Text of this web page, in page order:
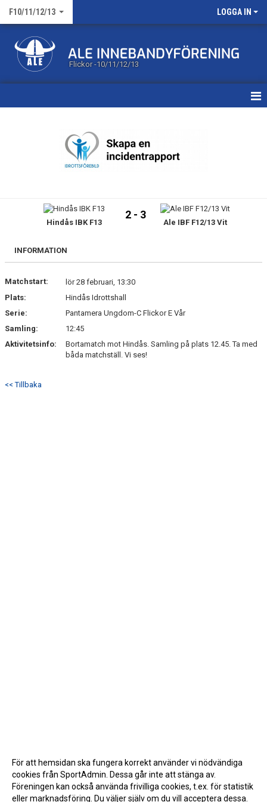
F10/11/12/13 LOGGA IN
Flickor -10/11/12/13
BILDGALLERI
DOKUMENT
Hindås IBK F13
2 - 3
Ale IBF F12/13 Vit
INFORMATION
Matchstart:
lör 28 februari, 13:30
Plats:
Hindås Idrottshall
Serie:
Pantamera Ungdom-C Flickor E Vår
Samling:
12:45
Aktivitetsinfo:
Bortamatch mot Hindås. Samling på plats 12.45. Ta med
båda matchställ. Vi ses!
<< Tillbaka
För att hemsidan ska fungera korrekt använder vi nödvändiga
cookies från SportAdmin. Dessa går inte att stänga av.
Föreningen kan också använda frivilliga cookies, t.ex. för statistik
eller marknadsföring. Du väljer själv om du vill acceptera dessa.